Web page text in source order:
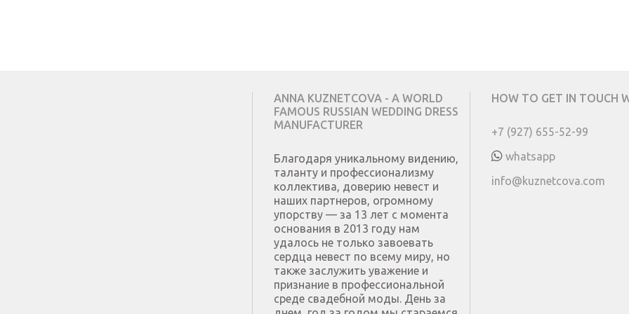
ANNA KUZNETCOVA - A WORLD
FAMOUS RUSSIAN WEDDING DRESS
MANUFACTURER
Благодаря уникальному видению,
таланту и профессионализму
коллектива, доверию невест и
наших партнеров, огромному
упорству — за 13 лет с момента
основания в 2013 году нам
удалось не только завоевать
сердца невест по всему миру, но
также заслужить уважение и
признание в профессиональной
среде свадебной моды. День за
HOW TO GET IN TOUCH
+7 (927) 655-52-99
whatsapp
info@kuznetcova.com